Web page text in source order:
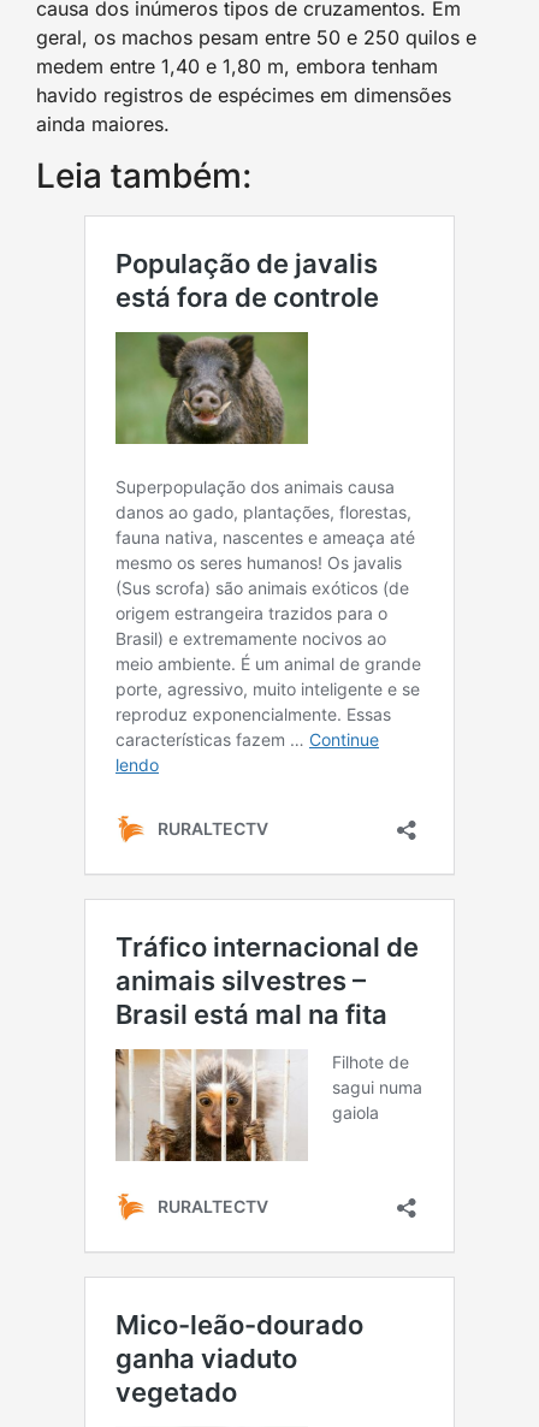
causa dos inúmeros tipos de cruzamentos. Em
geral, os machos pesam entre 50 e 250 quilos e
medem entre 1,40 e 1,80 m, embora tenham
havido registros de espécimes em dimensões
ainda maiores.
Leia também: